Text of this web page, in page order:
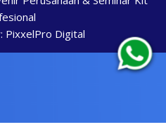
PixxelPro Digital